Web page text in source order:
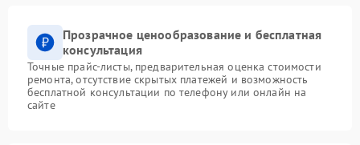
Прозрачное ценообразование и бесплатная
консультация
Точные прайс-листы, предварительная оценка стоимости
ремонта, отсутствие скрытых платежей и возможность
бесплатной консультации по телефону или онлайн на
сайте